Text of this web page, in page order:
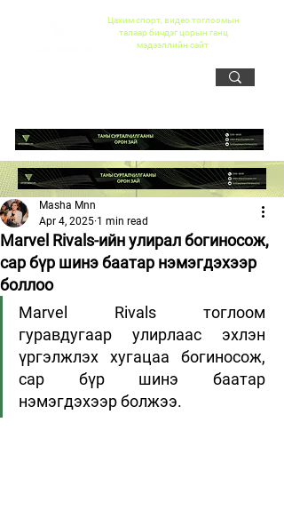
Цахим спорт, видео тоглоомын
талаар бичдэг цорын ганц
мэдээллийн сайт
Marvel Rivals-ийн улирал богиносож,
сар бүр шинэ баатар нэмэгдэхээр
боллоо
Masha Mnn
Apr 4, 2025 1 min read
Marvel Rivals тоглоом
гуравдугаар улирлаас эхлэн
үргэлжлэх хугацаа богиносож,
сар бүр шинэ баатар
нэмэгдэхээр болжээ.